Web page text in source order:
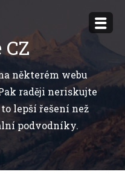
některém webu
raději neriskujte
lepší řešení než
podvodníky.